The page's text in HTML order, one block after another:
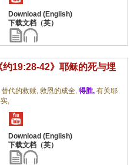
约19:28-42》耶稣的死与埋
替代的救赎, 救恩的成全, 得胜, 有关耶
,